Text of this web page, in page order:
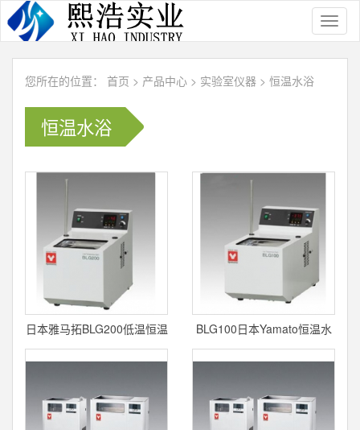
您所在的位置： 首页 > 产品中心 > 实验室仪器 > 恒温水浴
恒温水浴
日本雅马拓BLG200低温恒温
水槽
BLG100日本Yamato恒温水
槽